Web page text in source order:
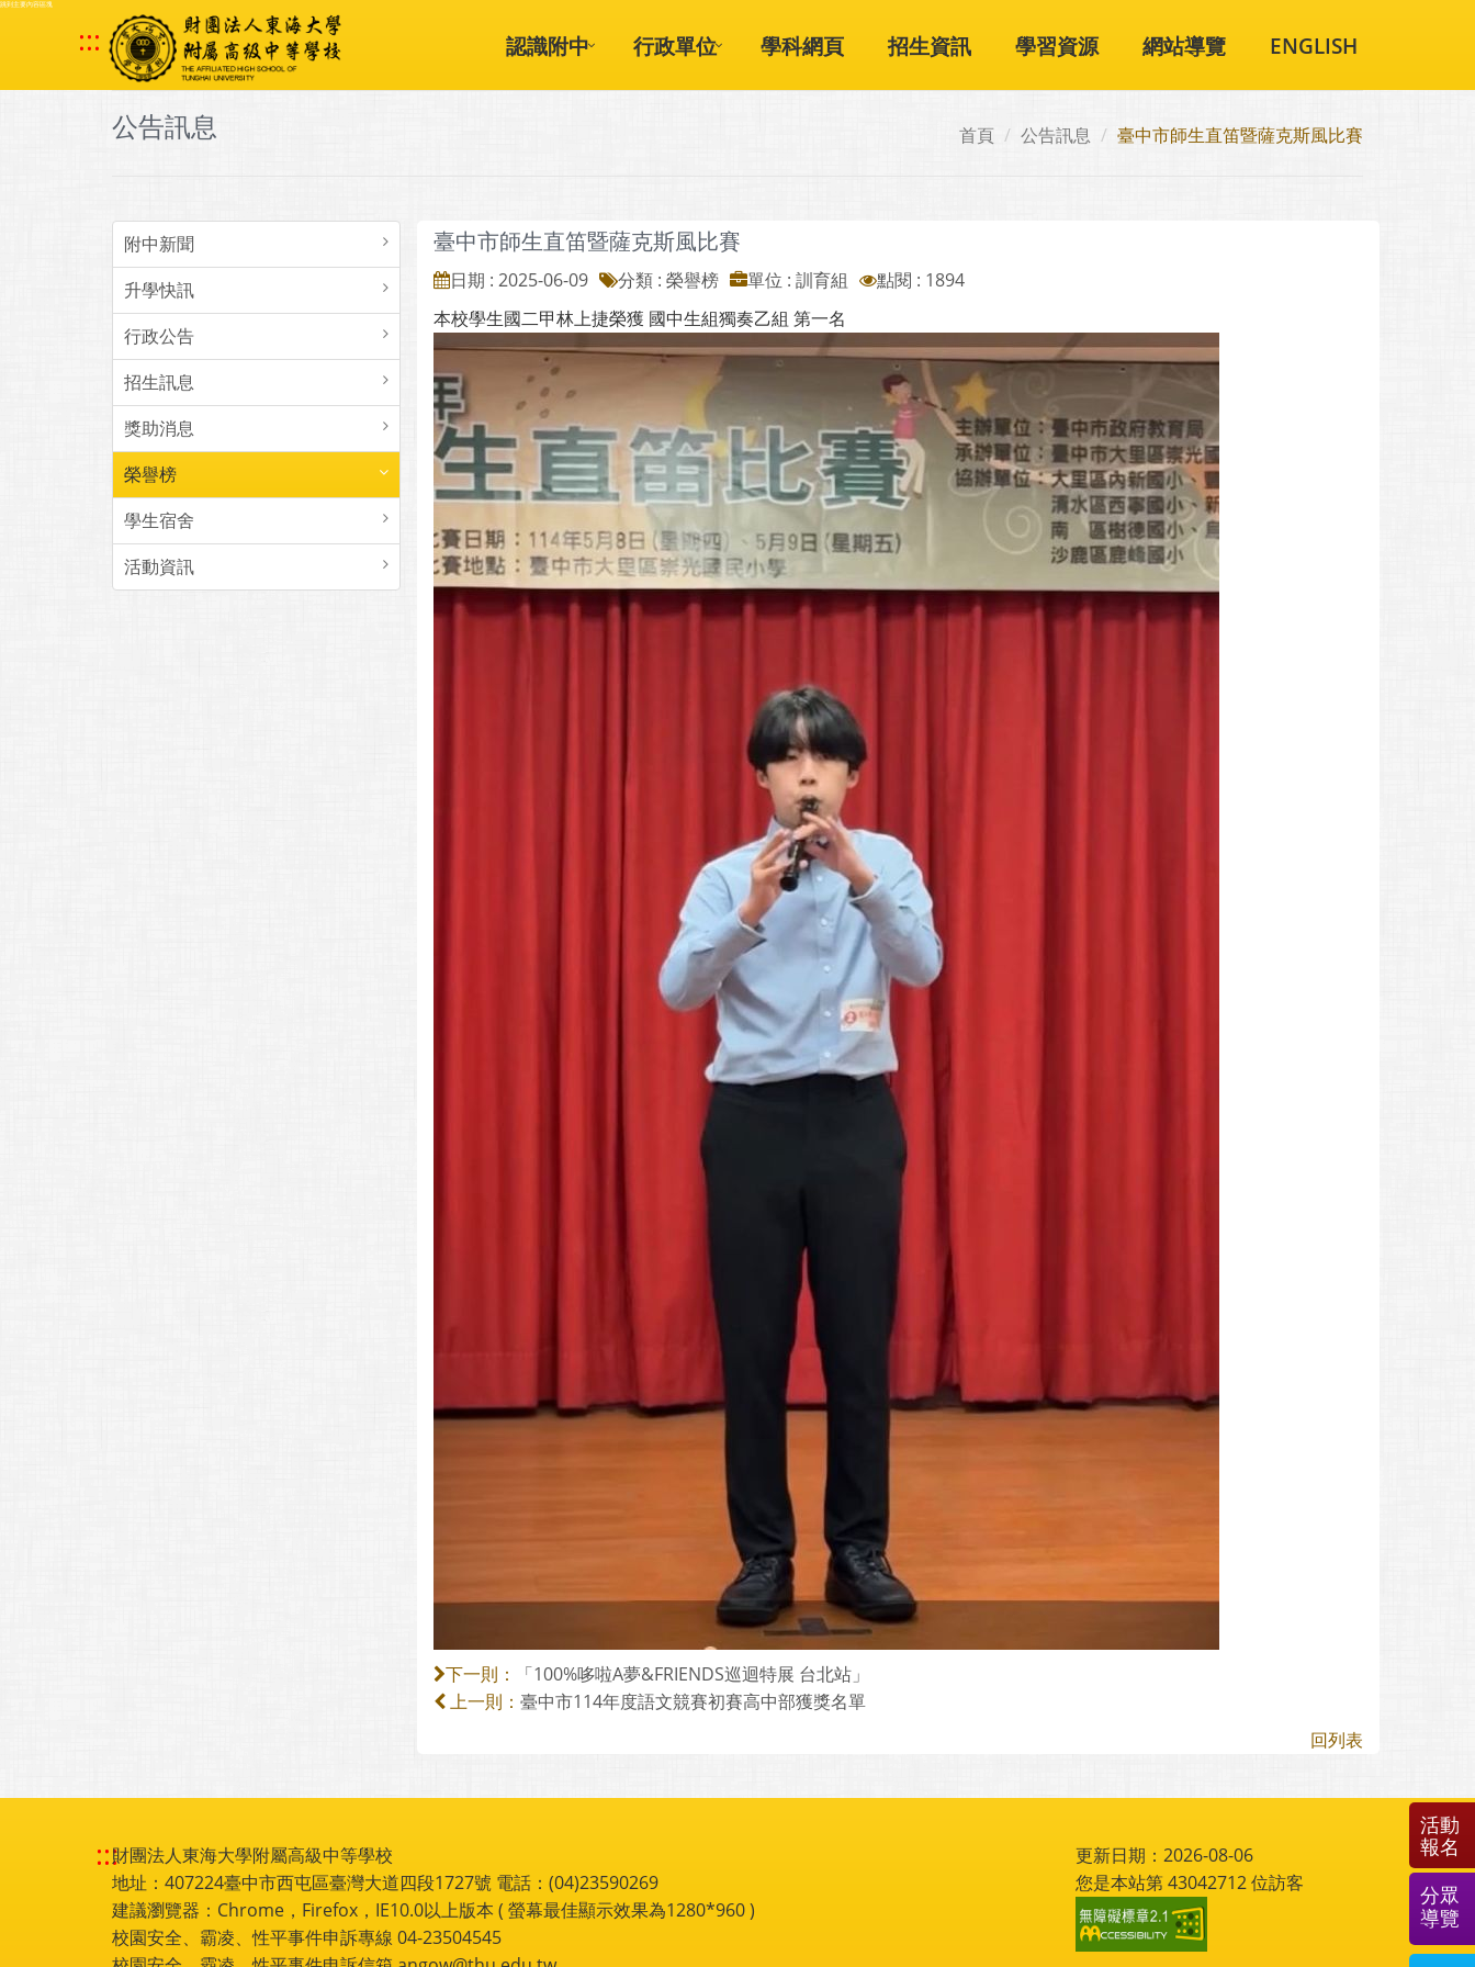
跳到主要內容區塊
::: 認識附中 行政單位 學科網頁 招生資訊 學習資源 網站導覽 ENGLISH
公告訊息 首頁 公告訊息 臺中市師生直笛暨薩克斯風比賽
附中新聞
升學快訊
行政公告
招生訊息
獎助消息
榮譽榜
學生宿舍
活動資訊
臺中市師生直笛暨薩克斯風比賽
日期 : 2025-06-09 分類 : 榮譽榜 單位 : 訓育組
點閱 : 1894
本校學生國二甲林上捷榮獲 國中生組獨奏乙組 第一名
下一則： 「100%哆啦A夢&FRIENDS巡迴特展 台北站」
上一則： 臺中市114年度語文競賽初賽高中部獲獎名單
回列表
:::財團法人東海大學附屬高級中等學校
地址：407224臺中市西屯區臺灣大道四段1727號 電話：(04)23590269
建議瀏覽器：Chrome，Firefox，IE10.0以上版本 ( 螢幕最佳顯示效果為1280*960 )
校園安全、霸凌、性平事件申訴專線 04-23504545
更新日期：2026-08-06
您是本站第43042712位訪客
活動
報名
分眾
導覽